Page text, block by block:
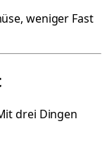
weniger Fast
drei Dingen